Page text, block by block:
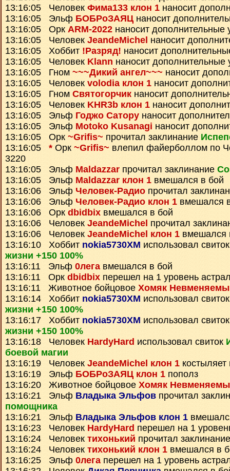
13:16:05 Человек Фима133 клон 1 наносит
13:16:05 Эльф БОБРоЗАЯЦ наносит
13:16:05 Орк ARM-2022 наносит дополнительные
13:16:05 Человек JeandeMichel наносит
13:16:05 Хоббит !Разряд! наносит
13:16:05 Человек Klann наносит дополнительные
13:16:05 Гном ~~~Дикий ангел~~~ наносит
13:16:05 Человек volodia клон 1 наносит
13:16:05 Гном Святогорчик наносит
13:16:05 Человек KHR3b клон 1 наносит
13:16:05 Эльф Годжо Сатору наносит
13:16:05 Эльф Motoko Kusanagi наносит
13:16:05 Орк ~Grifis~ прочитал заклинание
13:16:05 * Орк ~Grifis~ влепил файерболлом по
3220
13:16:05 Эльф Maldazzar прочитал заклинание
13:16:05 Эльф Maldazzar клон 1 вмешался в бой
13:16:06 Эльф Человек-Радио прочитал
13:16:06 Эльф Человек-Радио клон 1 вмешался
13:16:06 Орк dbidbix вмешался в бой
13:16:06 Человек JeandeMichel прочитал
13:16:06 Человек JeandeMichel клон 1 вмешался
13:16:10 Хоббит nokia5730XM использовал
жизни +150 100%
13:16:11 Эльф 0легавмешался в бой
13:16:11 Орк dbidbix перешел на 1 уровень
13:16:11 Животное бойцовое Хомяк
13:16:14 Хоббит nokia5730XM использовал
жизни +150 100%
13:16:17 Хоббит nokia5730XM использовал
жизни +150 100%
13:16:18 Человек HardyHard использовал свиток
боевой магии
13:16:19 Человек JeandeMichel клон 1 костыляет
13:16:19 Эльф БОБРоЗАЯЦ клон 1 пополз
13:16:20 Животное бойцовое Хомяк
13:16:21 Эльф Владыка Эльфов прочитал
помощника
13:16:21 Эльф Владыка Эльфов клон 1
13:16:23 Человек HardyHard перешел на 1
13:16:24 Человек тихонький прочитал
13:16:24 Человек тихонький клон 1 вмешался в
13:16:25 Эльф 0лега перешел на 1 уровень